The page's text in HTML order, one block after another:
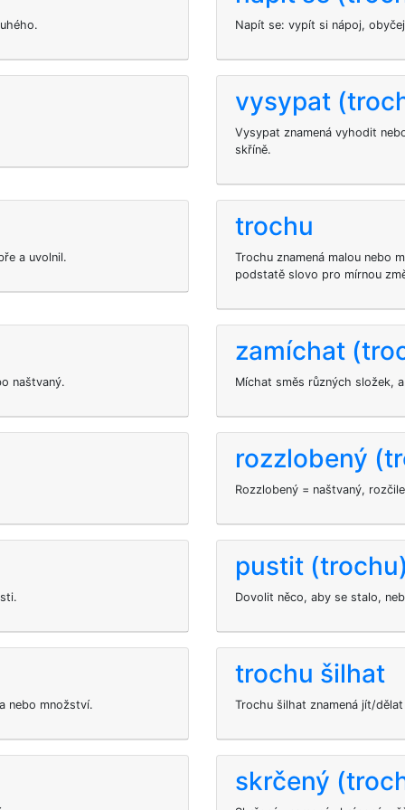
Napít se: vypít si nápoj,
vysypat
Vysypat znamená vyhodit
skříně.
a uvolnil.
trochu
Trochu znamená malou nebo
podstatě slovo pro mírnou
naštvaný.
zamíchat
Míchat směs různých složek,
rozzlobený
Rozzlobený = naštvaný,
pustit
Dovolit něco, aby se stalo,
nebo množství.
trochu šilhat
Trochu šilhat znamená jít/
skrčený